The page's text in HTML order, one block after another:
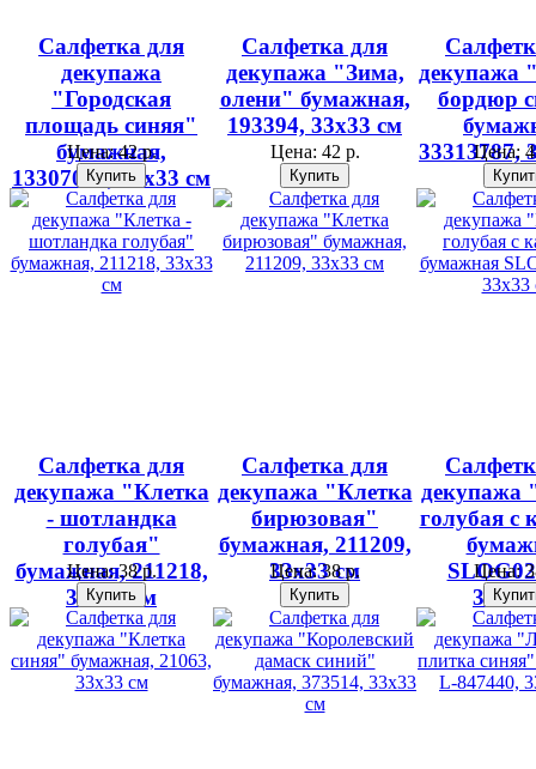
Салфетка для
декупажа
"Городская
площадь синяя"
бумажная,
13307057, 33х33 см
Цена:42 р.
Салфетка для
декупажа "Зима,
олени" бумажная,
193394, 33х33 см
Цена: 42 р.
декупажа
бордюр
33313787,
Цена:
Салфетка для
декупажа "Клетка
- шотландка
голубая"
бумажная, 211218,
33х33 см
Цена:38 р.
Салфетка для
декупажа "Клетка
бирюзовая"
бумажная, 211209,
33х33 см
Цена:38 р.
декупажа
голубая с
Цена: